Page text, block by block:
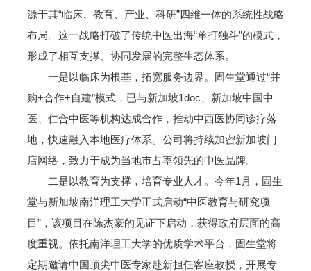
源于其“临床、教育、产业、科研”四维一体的系统性战略
布局。这一战略打破了传统中医出海“单打独斗”的模式，
形成了相互支撑、协同发展的完整生态体系。
一是以临床为根基，拓宽服务边界。固生堂通过“并
购+合作+自建”模式，已与新加坡1doc、新加坡中国中
医、仁合中医等机构达成合作，推动中西医协同诊疗落
地，快速融入本地医疗体系。公司将持续加密新加坡门
店网络，致力于成为当地市占率领先的中医品牌。
二是以教育为支撑，培育专业人才。今年1月，固生
堂与新加坡南洋理工大学正式启动“中医教育与研究项
目”，该项目在陈杰豪的见证下启动，获得政府层面的高
度重视。依托南洋理工大学的优质学术平台，固生堂将
定期邀请中国顶尖中医专家赴新担任客座教授，开展专